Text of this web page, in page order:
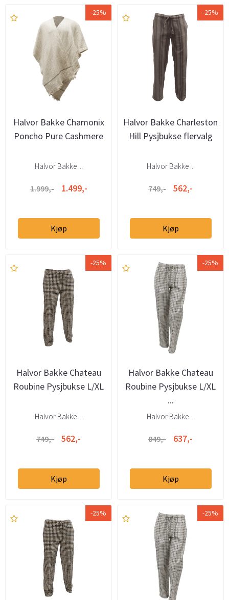
-25%
Halvor Bakke Chamonix
Poncho Pure Cashmere
Halvor Bakke ...
1.999,- 1.499,-
Kjøp
-25%
Halvor Bakke Charleston
Hill Pysjbukse flervalg
Halvor Bakke ...
749,- 562,-
Kjøp
-25%
Halvor Bakke Chateau
Roubine Pysjbukse L/XL
Halvor Bakke ...
749,- 562,-
Kjøp
-25%
Halvor Bakke Chateau
Roubine Pysjbukse L/XL
...
Halvor Bakke ...
849,- 637,-
Kjøp
-25% -25%